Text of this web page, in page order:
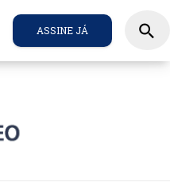
ASSINE JÁ search